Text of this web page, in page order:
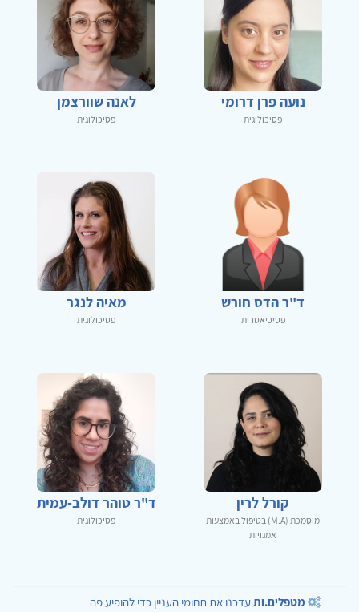
נועה פרן דרומי
פסיכולוגית
לאנה שוורצמן
פסיכולוגית
ד"ר הדס חורש
פסיכיאטרית
מאיה לנגר
פסיכולוגית
קורל לרין
מוסמכת (M.A) בטיפול באמצעות
אמנויות
ד"ר טוהר דולב-עמית
פסיכולוגית
מטפלים.ותעדכנו את תחומי העניין כדי להופיע פה